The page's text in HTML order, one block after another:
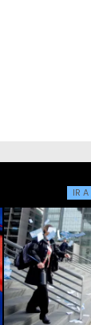
IR A